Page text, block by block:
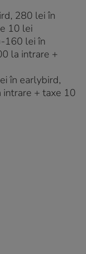
280 lei în
10 lei
160 lei în
la intrare +
în earlybird,
+ taxe 10